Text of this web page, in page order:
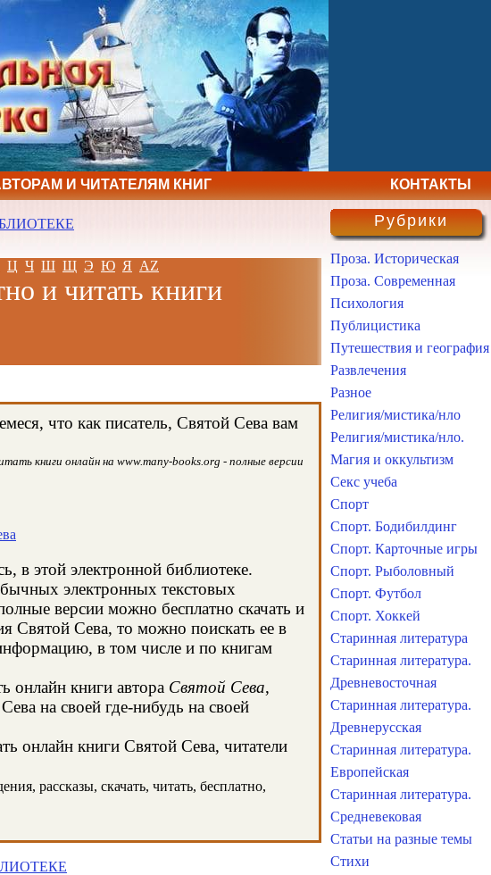
И ЧИТАТЕЛЯМ КНИГ КОНТАКТЫ
Ц Ч Ш Щ Э Ю Я AZ
и читать книги
что как писатель, Святой Сева вам
книги онлайн на www.many-books.org - полные версии
в этой электронной библиотеке.
электронных текстовых
версии можно бесплатно скачать и
Святой Сева, то можно поискать ее в
в том числе и по книгам
онлайн книги автора Святой Сева,
на своей где-нибудь на своей
онлайн книги Святой Сева, читатели
рассказы, скачать, читать, бесплатно,
Рубрики
Проза. Историческая
Проза. Современная
Психология
Публицистика
Путешествия и география
Развлечения
Разное
Религия/мистика/нло
Религия/мистика/нло.
Магия и оккультизм
Секс учеба
Спорт
Спорт. Бодибилдинг
Спорт. Карточные игры
Спорт. Рыболовный
Спорт. Футбол
Спорт. Хоккей
Старинная литература
Старинная литература.
Древневосточная
Старинная литература.
Древнерусская
Старинная литература.
Европейская
Старинная литература.
Средневековая
Статьи на разные темы
Стихи